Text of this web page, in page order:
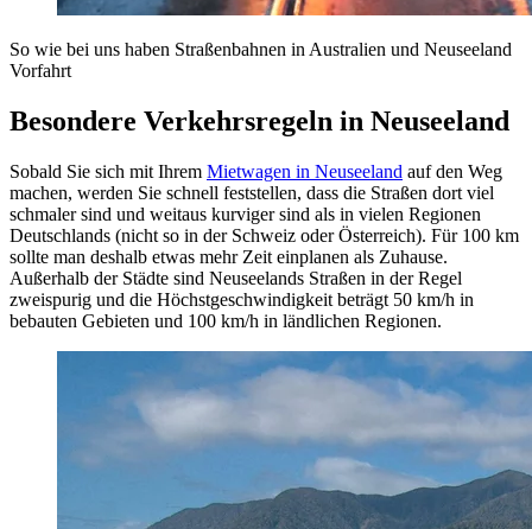
So wie bei uns haben Straßenbahnen in Australien und Neuseeland
Vorfahrt
Besondere Verkehrsregeln in Neuseeland
Sobald Sie sich mit Ihrem Mietwagen in Neuseeland auf den Weg
machen, werden Sie schnell feststellen, dass die Straßen dort viel
schmaler sind und weitaus kurviger sind als in vielen Regionen
Deutschlands (nicht so in der Schweiz oder Österreich). Für 100 km
sollte man deshalb etwas mehr Zeit einplanen als Zuhause.
Außerhalb der Städte sind Neuseelands Straßen in der Regel
zweispurig und die Höchstgeschwindigkeit beträgt 50 km/h in
bebauten Gebieten und 100 km/h in ländlichen Regionen.